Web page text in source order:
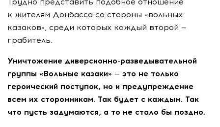
к жителям Донбасса со стороны «вольных
казаков», среди которых каждый второй —
грабитель.
Уничтожение диверсионно-разведывательной
группы «Вольные казаки» — это не только
героический поступок, но и предупреждение
всем их сторонникам. Так будет с каждым. Так
что пусть задумаются, а то не стало бы поздно.